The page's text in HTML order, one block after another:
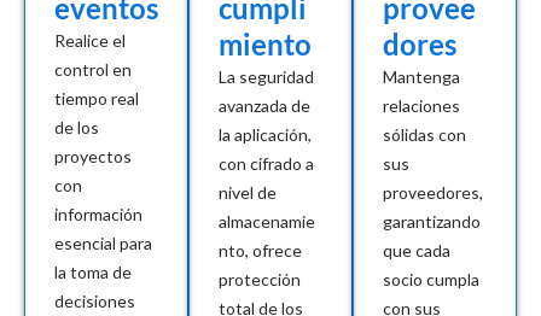
eventos
Realice el
control en
tiempo real
de los
proyectos
con
información
esencial para
la toma de
decisiones
cumpli
miento
La seguridad
avanzada de
la aplicación,
con cifrado a
nivel de
almacenamie
nto, ofrece
protección
total de los
provee
dores
Mantenga
relaciones
sólidas con
sus
proveedores,
garantizando
que cada
socio cumpla
con sus